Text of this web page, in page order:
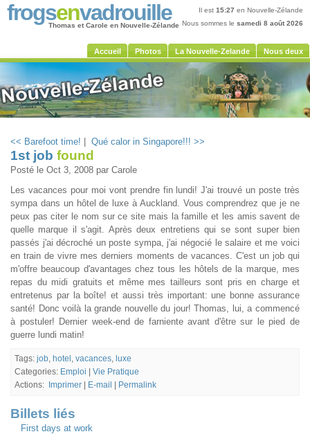
frogsenvadrouille
Thomas et Carole en Nouvelle-Zélande
Il est 15:27 en Nouvelle-Zélande
Nous sommes le samedi 8 août 2026
Accueil Photos La Nouvelle-Zelande Nous deux
<< Barefoot time! Qué calor in Singapore!!! >>
1st job found
Posté le Oct 3, 2008 par Carole
Les vacances pour moi vont prendre fin lundi! J'ai trouvé un poste très
sympa dans un hôtel de luxe à Auckland. Vous comprendrez que je ne
peux pas citer le nom sur ce site mais la famille et les amis savent de
quelle marque il s'agit. Après deux entretiens qui se sont super bien
passés j'ai décroché un poste sympa, j'ai négocié le salaire et me voici
en train de vivre mes derniers moments de vacances. C'est un job qui
m'offre beaucoup d'avantages chez tous les hôtels de la marque, mes
repas du midi gratuits et même mes tailleurs sont pris en charge et
entretenus par la boîte! et aussi très important: une bonne assurance
santé! Donc voilà la grande nouvelle du jour! Thomas, lui, a commencé
à postuler! Dernier week-end de farniente avant d'être sur le pied de
guerre lundi matin!
Tags: job hotel vacances
luxe
Categories: Emploi
Vie Pratique
Actions:
Imprimer E-mail Permalink
Billets liés
First days at work